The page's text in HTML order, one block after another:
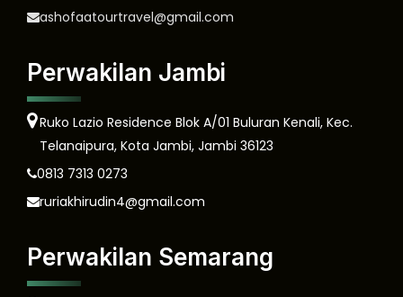
ashofaatourtravel@gmail.com
Perwakilan Jambi
Ruko Lazio Residence Blok A/01 Buluran Kenali, Kec.
Telanaipura, Kota Jambi, Jambi 36123
0813 7313 0273
ruriakhirudin4@gmail.com
Perwakilan Semarang